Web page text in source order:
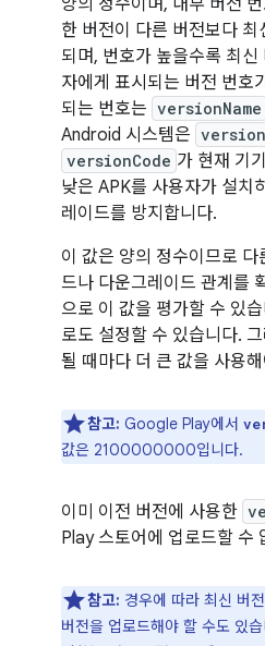
양의 정수이며, 내부 버전
한 버전이 다른 버전보다 최
되며, 번호가 높을수록 최
자에게 표시되는 버전 번호
되는 번호는 versionName
Android 시스템은
versionCode 가 현재 기
낮은 APK를 사용자가 설치
레이드를 방지합니다.
이 값은 양의 정수이므로 다
드나 다운그레이드 관계를
으로 이 값을 평가할 수 있
로도 설정할 수 있습니다.
될 때마다 더 큰 값을 사용
참고: Google Play에서
값은 2100000000입니다.
이미 이전 버전에 사용한
Play 스토어에 업로드할 수
참고: 경우에 따라 최신 버
버전을 업로드해야 할 수도 있